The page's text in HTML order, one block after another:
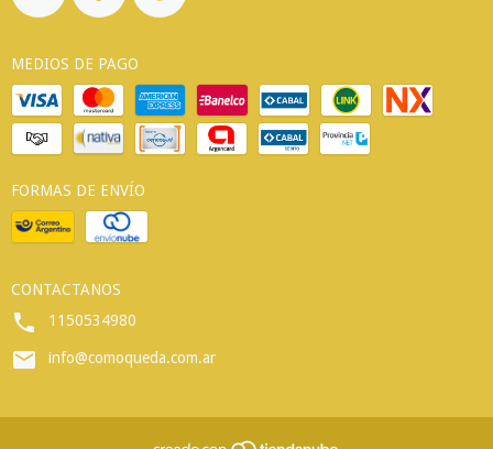
MEDIOS DE PAGO
FORMAS DE ENVÍO
CONTACTANOS
1150534980
info@comoqueda.com.ar